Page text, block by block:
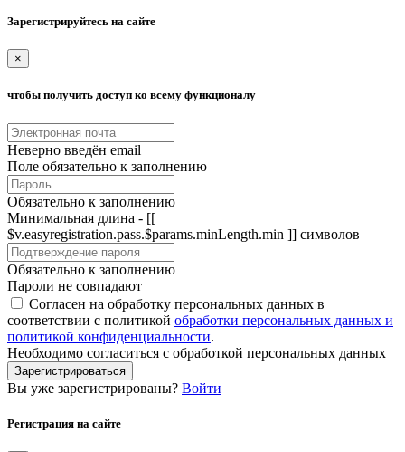
Зарегистрируйтесь на сайте
×
чтобы получить доступ ко всему функционалу
Неверно введён email
Поле обязательно к заполнению
Обязательно к заполнению
Минимальная длина - [[
$v.easyregistration.pass.$params.minLength.min ]] символов
Обязательно к заполнению
Пароли не совпадают
Согласен на обработку персональных данных в
соответствии с политикой обработки персональных данных и
политикой конфиденциальности.
Необходимо согласиться с обработкой персональных данных
Зарегистрироваться
Вы уже зарегистрированы? Войти
Регистрация на сайте